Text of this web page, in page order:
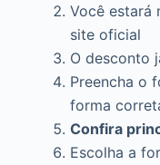
Você estará
site oficial
O desconto
Preencha o
forma
Confira
Escolha a